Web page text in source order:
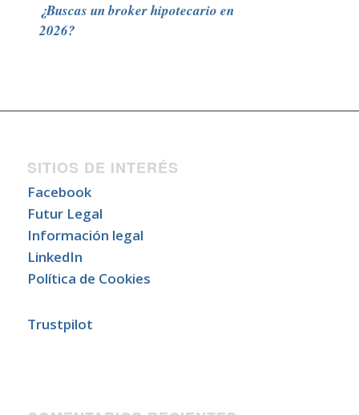
¿Buscas un broker hipotecario en
2026?
SITIOS DE INTERÉS
Facebook
Futur Legal
Información legal
LinkedIn
Política de Cookies
Trustpilot